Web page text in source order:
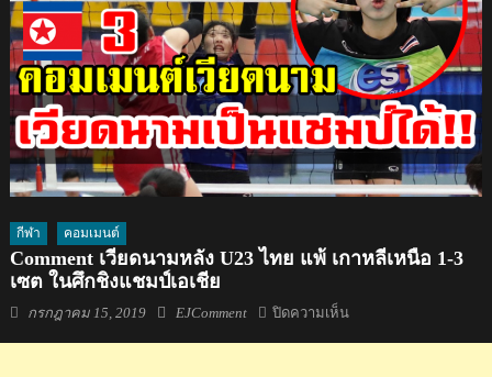
กีฬา คอมเมนต์
Comment เวียดนามหลัง U23 ไทย แพ้ เกาหลีเหนือ 1-3
เซต ในศึกชิงแชมป์เอเชีย
Posted
กรกฎาคม 15, 2019 Author
EJComment ปิดความเห็นบน